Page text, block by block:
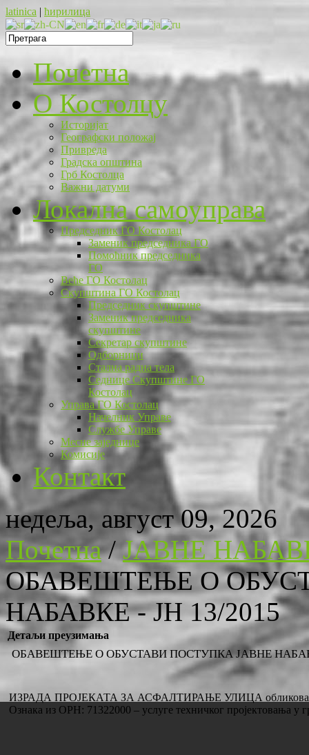
latinica | ћирилица
Почетна
O Костолцу
Историјат
Географски положај
Привреда
Градска општина
Грб Костолца
Важни датуми
Локална самоуправа
Председник ГО Костолац
Заменик председника ГО
Помоћник председника
ГО
Веће ГО Костолац
Скупштина ГО Костолац
Председник скупштине
Заменик председника
скупштине
Секретар скупштине
Одборници
Стална радна тела
Седнице Скупштине ГО
Костолац
Управа ГО Костолац
Начелник Управе
Службе Управе
Месне заједнице
Комисије
Контакт
недеља, август 09, 2026
Почетна/ЈАВНЕ
ОБАВЕШТЕЊЕ О
НАБАВКЕ - JН 13/2015
Детаљи преузимања
ОБАВЕШТЕЊЕ О ОБУСТАВИ ПОСТУПКА ЈАВНЕ
ИЗРАДА ПРОЈЕКАТА ЗА АСФАЛТИРАЊЕ УЛИЦА обликована
Ознака из ОРН: 71322000 – услуге техничког пројектовања у